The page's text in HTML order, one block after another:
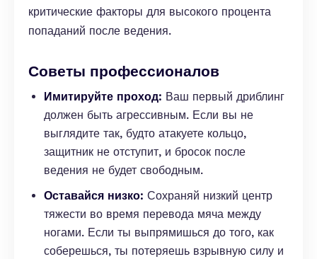
критические факторы для высокого процента
попаданий после ведения.
Советы профессионалов
Имитируйте проход: Ваш первый дриблинг
должен быть агрессивным. Если вы не
выглядите так, будто атакуете кольцо,
защитник не отступит, и бросок после
ведения не будет свободным.
Оставайся низко: Сохраняй низкий центр
тяжести во время перевода мяча между
ногами. Если ты выпрямишься до того, как
соберешься, ты потеряешь взрывную силу и